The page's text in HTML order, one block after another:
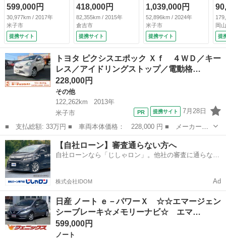
☆メモリーナビ☆
エマージェンシーブ
レーキ☆メモリーナ
ビＴＶ☆Ｂｌｕｅｔ
ｏｏｔｈ☆アラウン
ドビューモニター☆
ＥＴＣ☆ドラレコ☆
ＬＥＤオートライト
☆アイドリングスト
ップ☆インテリキー
☆プッシュスタート
☆禁煙車☆試乗ＯＫ
599,000円
30,977km / 2017年
米子市
提携サイト
付）
418,000円
82,355km / 2015年
倉吉市
提携サイト
☆電動スライドドア
☆ エマージェンシ
ーブレーキ☆メモリ
ーナビＴＶ☆全周カ
メラ☆ＥＴＣ☆電動
Ｄオートライト☆イ
ンテリキー☆プッシ
煙車☆試乗ＯＫ
1,039,000円
52,896km / 2024年
米子市
提携サイト
ア
フ
Ｗ
パ
ィ
岡
提
トヨタ ピクシスエポック Ｘｆ ４ＷＤ／キー
レス／アイドリングストップ／電動格…
228,000円
その他
122,262km
2013年
米子市
提携サイト 7月28日
■ 支払総額: 33万円 ■ 車両本体価格： 228,000 円 ■ メーカー
名： トヨタ ■ 車種名： ピクシスエポック ■ グレード名： Ｘ
ｆ ４ＷＤ／キーレス／アイドリングストップ／電動格納ミラー／盗
難防止装置／修復...
鳥取 米子市 その他 アイドリングストップ
【自社ローン】審査通らない方へ
自社ローンなら「じしゃロン」。他社の審査に通らなか
株式会社IDOM Ad
日産 ノート ｅ－パワーＸ ☆☆エマージェン
シーブレーキ☆メモリーナビ☆ エマ…
599,000円
ノート